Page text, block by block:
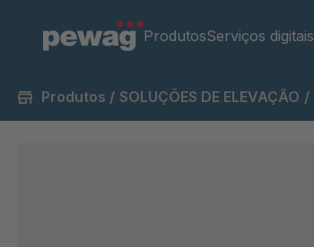
ProdutosServiços digitais
Produtos / SOLUÇÕES DE ELEVAÇÃO /